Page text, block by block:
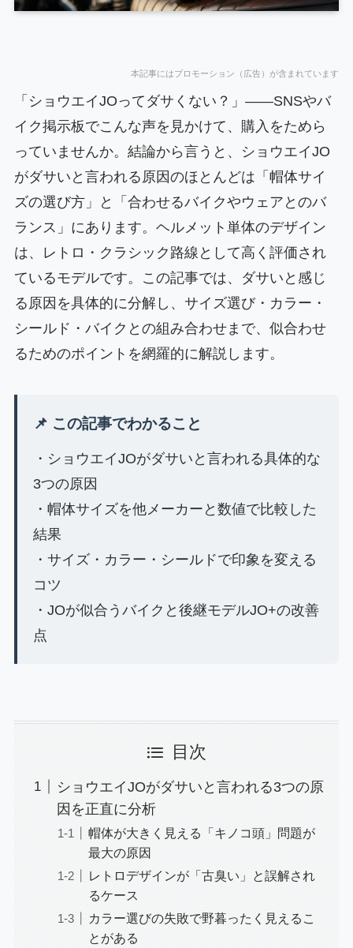
本記事にはプロモーション（広告）が含まれています
「ショウエイJOってダサくない？」——SNSやバ
イク掲示板でこんな声を見かけて、購入をためら
っていませんか。結論から言うと、ショウエイJO
がダサいと言われる原因のほとんどは「帽体サイ
ズの選び方」と「合わせるバイクやウェアとのバ
ランス」にあります。ヘルメット単体のデザイン
は、レトロ・クラシック路線として高く評価され
ているモデルです。この記事では、ダサいと感じ
る原因を具体的に分解し、サイズ選び・カラー・
シールド・バイクとの組み合わせまで、似合わせ
るためのポイントを網羅的に解説します。
📌 この記事でわかること
・ショウエイJOがダサいと言われる具体的な
3つの原因
・帽体サイズを他メーカーと数値で比較した
結果
・サイズ・カラー・シールドで印象を変える
コツ
・JOが似合うバイクと後継モデルJO+の改善
点
目次
ショウエイJOがダサいと言われる3つの原
因を正直に分析
帽体が大きく見える「キノコ頭」問題が
最大の原因
レトロデザインが「古臭い」と誤解され
るケース
カラー選びの失敗で野暮ったく見えるこ
とがある